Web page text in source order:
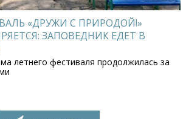
«ДРУЖИ С ПРИРОДОЙ!»
ЗАПОВЕДНИК ЕДЕТ В
летнего фестиваля продолжилась за